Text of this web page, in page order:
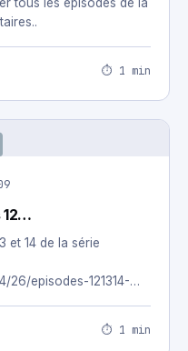
⏱ 1 min
12…
et 14 de la série
26/episodes-121314-
⏱ 1 min